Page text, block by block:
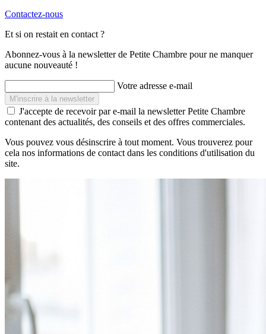
Contactez-nous
Et si on restait en contact ?
Abonnez-vous à la newsletter de Petite Chambre pour ne manquer
aucune nouveauté !
Votre adresse e-mail
J'accepte de recevoir par e-mail la newsletter Petite Chambre
contenant des actualités, des conseils et des offres commerciales.
Vous pouvez vous désinscrire à tout moment. Vous trouverez pour
cela nos informations de contact dans les conditions d'utilisation du
site.